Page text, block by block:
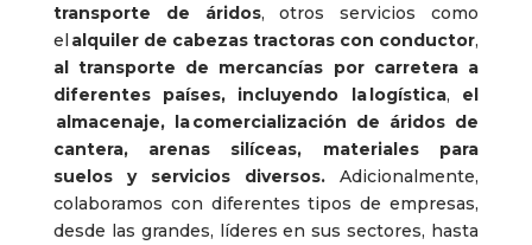
transporte de áridos, otros servicios como
el alquiler de cabezas tractoras con conductor,
al transporte de mercancías por carretera a
diferentes países, incluyendo la logística, el
almacenaje, la comercialización de áridos de
cantera, arenas silíceas, materiales para
suelos y servicios diversos. Adicionalmente,
colaboramos con diferentes tipos de empresas,
desde las grandes, líderes en sus sectores, hasta